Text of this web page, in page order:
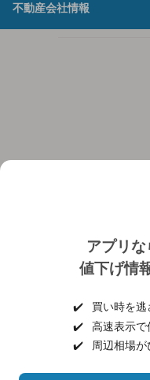
アプリ
値下げ情
✔️
買い時を
✔️
高速表示
✔️
周辺相場
不動産会社情報
個人情報保
ヘルプ・お